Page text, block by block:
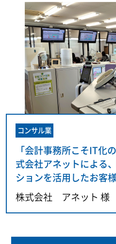
コンサル業
「会計事務所こそIT化の
式会社アネットによる、
ションを活用したお客様
株式会社 アネット 様